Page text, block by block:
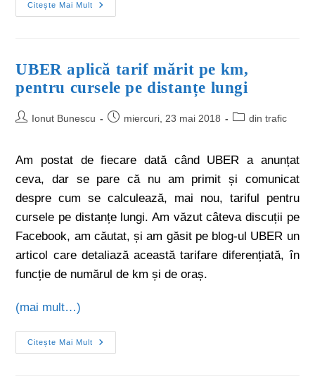
Citește Mai Mult
UBER aplică tarif mărit pe km,
pentru cursele pe distanțe lungi
Ionut Bunescu miercuri, 23 mai 2018 din trafic
Am postat de fiecare dată când UBER a anunțat
ceva, dar se pare că nu am primit și comunicat
despre cum se calculează, mai nou, tariful pentru
cursele pe distanțe lungi. Am văzut câteva discuții pe
Facebook, am căutat, și am găsit pe blog-ul UBER un
articol care detaliază această tarifare diferențiată, în
funcție de numărul de km și de oraș.
(mai mult…)
Citește Mai Mult